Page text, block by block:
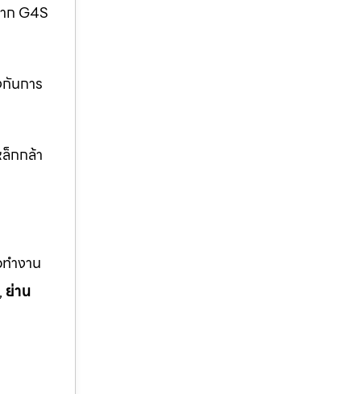
ก G4S
นการ
กกล้า
ำงาน
, ย่าน